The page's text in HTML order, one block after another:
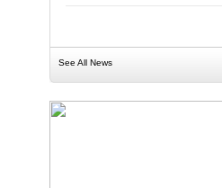
See All News